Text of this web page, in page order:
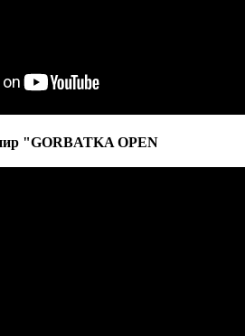
"GORBATKA OPEN